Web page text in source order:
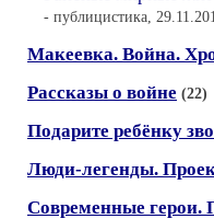
- публицистика,
Макеевка. Война.
Рассказы о войне (22)
Подарите ребёнку
Люди-легенды.
Современные